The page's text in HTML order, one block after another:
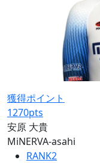
獲得ポイント
1270pts
安原 大貴
MiNERVA-asahi
RANK2